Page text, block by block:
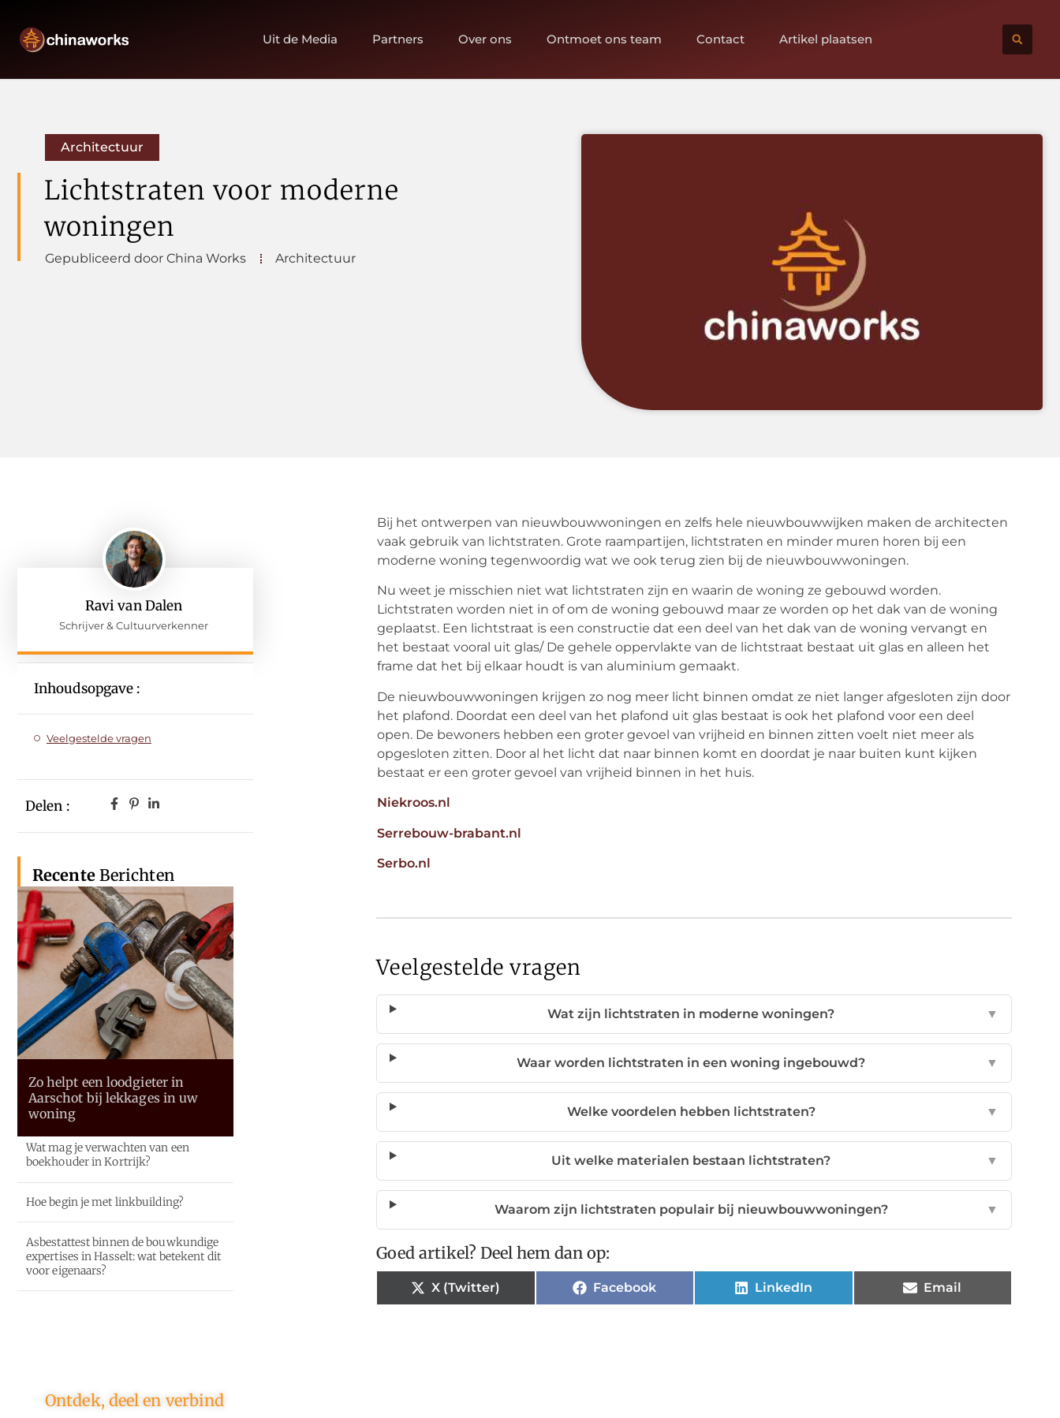
Uit de Media Partners Over ons Ontmoet ons team Contact Artikel plaatsen
Architectuur
Lichtstraten voor moderne
woningen
Gepubliceerd door China Works Architectuur
Ravi van Dalen
Schrijver & Cultuurverkenner
Inhoudsopgave :
Veelgestelde vragen
Delen :
RecenteBerichten
Zo helpt een loodgieter in
Aarschot bij lekkages in uw
woning
Wat mag je verwachten van een
boekhouder in Kortrijk?
Hoe begin je met linkbuilding?
Asbestattest binnen de bouwkundige
expertises in Hasselt: wat betekent dit
voor eigenaars?
Ontdek, deel en verbind
Bij het ontwerpen van nieuwbouwwoningen en zelfs hele nieuwbouwwijken maken de architecten
vaak gebruik van lichtstraten. Grote raampartijen, lichtstraten en minder muren horen bij een
moderne woning tegenwoordig wat we ook terug zien bij de nieuwbouwwoningen.
Nu weet je misschien niet wat lichtstraten zijn en waarin de woning ze gebouwd worden.
Lichtstraten worden niet in of om de woning gebouwd maar ze worden op het dak van de woning
geplaatst. Een lichtstraat is een constructie dat een deel van het dak van de woning vervangt en
het bestaat vooral uit glas/ De gehele oppervlakte van de lichtstraat bestaat uit glas en alleen het
frame dat het bij elkaar houdt is van aluminium gemaakt.
De nieuwbouwwoningen krijgen zo nog meer licht binnen omdat ze niet langer afgesloten zijn door
het plafond. Doordat een deel van het plafond uit glas bestaat is ook het plafond voor een deel
open. De bewoners hebben een groter gevoel van vrijheid en binnen zitten voelt niet meer als
opgesloten zitten. Door al het licht dat naar binnen komt en doordat je naar buiten kunt kijken
bestaat er een groter gevoel van vrijheid binnen in het huis.
Niekroos.nl
Serrebouw-brabant.nl
Serbo.nl
Veelgestelde vragen
Wat zijn lichtstraten in moderne woningen? ▼
Waar worden lichtstraten in een woning ingebouwd? ▼
Welke voordelen hebben lichtstraten? ▼
Uit welke materialen bestaan lichtstraten? ▼
Waarom zijn lichtstraten populair bij nieuwbouwwoningen? ▼
Goed artikel? Deel hem dan op:
X (Twitter) Facebook LinkedIn Email